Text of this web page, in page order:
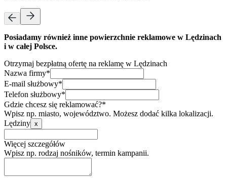
Posiadamy również inne powierzchnie reklamowe w Lędzinach
i w całej Polsce.
Otrzymaj bezpłatną ofertę na reklamę w Lędzinach
Nazwa firmy*
E-mail służbowy*
Telefon służbowy*
Gdzie chcesz się reklamować?*
Wpisz np. miasto, województwo. Możesz dodać kilka lokalizacji.
Lędziny x
Więcej szczegółów
Wpisz np. rodzaj nośników, termin kampanii.